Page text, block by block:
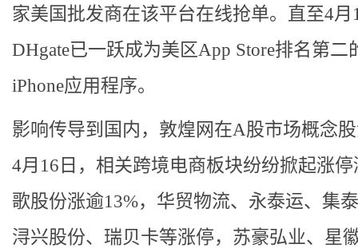
家美国批发商在该平台在线抢单。直至4月
DHgate已一跃成为美区App Store排名第二
iPhone应用程序。
影响传导到国内，敦煌网在A股市场概念
4月16日，相关跨境电商板块纷纷掀起涨
歌股份涨逾13%，华贸物流、永泰运、集
浔兴股份、瑞贝卡等涨停，苏豪弘业、星